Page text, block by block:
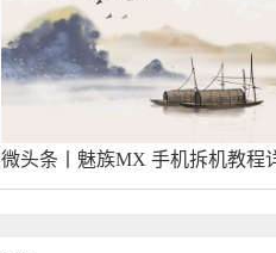
微头条丨魅族MX 手机拆机教程